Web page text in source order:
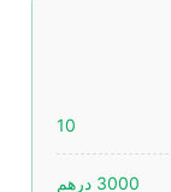
10
3000 درهم